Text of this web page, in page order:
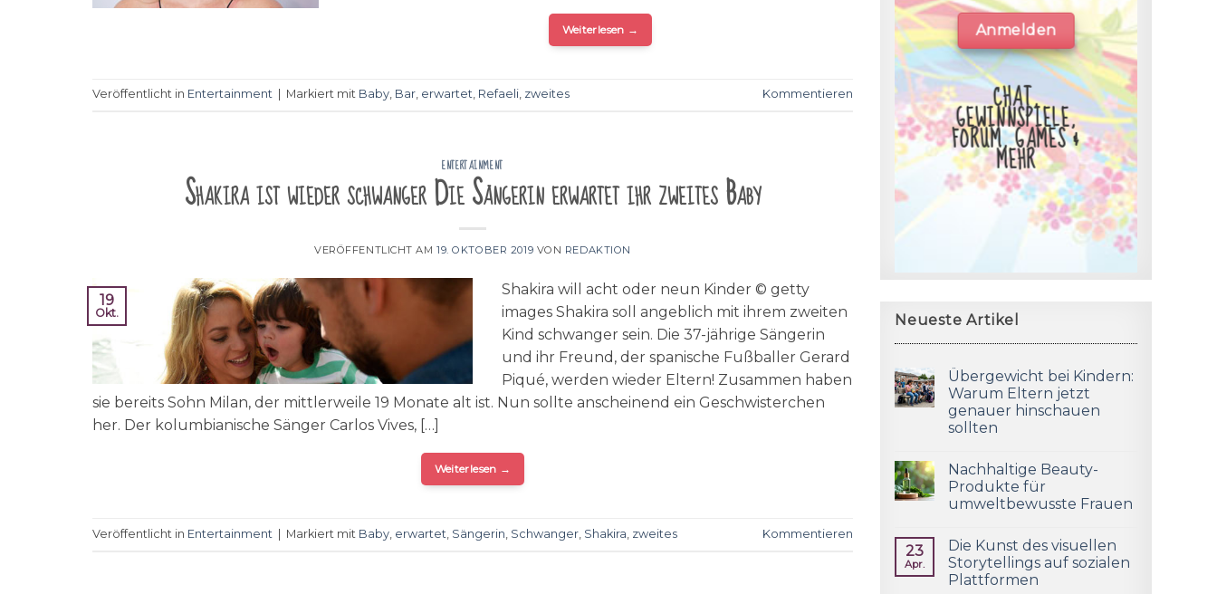
Weiterlesen →
Veröffentlicht in Entertainment Markiert mit Baby, Bar, erwartet, Refaeli, zweites Kommentieren
ENTERTAINMENT
Shakira ist wieder schwanger Die Sängerin erwartet ihr zweites Baby
VERÖFFENTLICHT AM19. OKTOBER 2019 VON REDAKTION
19
Okt.
Shakira will acht oder neun Kinder © getty
images Shakira soll angeblich mit ihrem zweiten
Kind schwanger sein. Die 37-jährige Sängerin
und ihr Freund, der spanische Fußballer Gerard
Piqué, werden wieder Eltern! Zusammen haben
sie bereits Sohn Milan, der mittlerweile 19 Monate alt ist. Nun sollte anscheinend ein Geschwisterchen
her. Der kolumbianische Sänger Carlos Vives, […]
Weiterlesen →
Veröffentlicht in Entertainment Markiert mit Baby erwartet Sängerin Schwanger Shakira zweites Kommentieren
Anmelden
CHAT,
GEWINNSPIELE,
FORUM, GAMES &
MEHR
Neueste Artikel
Übergewicht bei Kindern:
Warum Eltern jetzt
genauer hinschauen
sollten
Nachhaltige Beauty-
Produkte für
umweltbewusste Frauen
23
Apr.
Die Kunst des visuellen
Storytellings auf sozialen
Plattformen